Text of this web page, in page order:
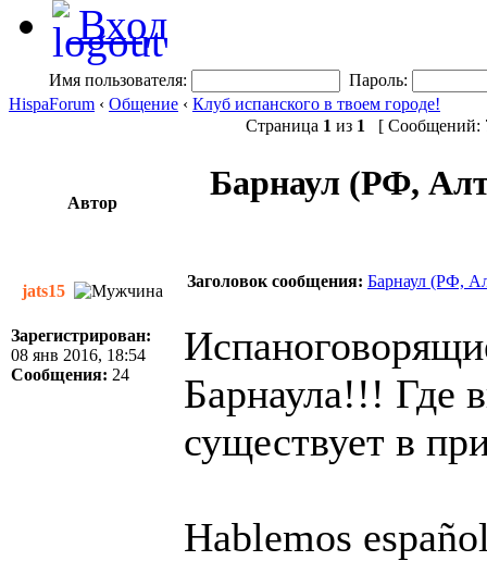
Вход
Имя пользователя:
Пароль:
HispaForum ‹ Общение ‹ Клуб испанского в твоем городе!
Страница 1 из 1 [ Сообщений:
Автор
Барнаул (РФ,
jats15
Заголовок сообщения: Барнаул (РФ,
Зарегистрирован:
08 янв 2016, 18:54
Сообщения: 24
Барнаула!!! Где
существует в
Hablemos